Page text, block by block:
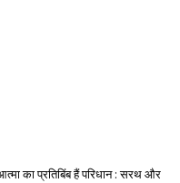
का प्रतिबिंब हैं परिधान : सरथ और